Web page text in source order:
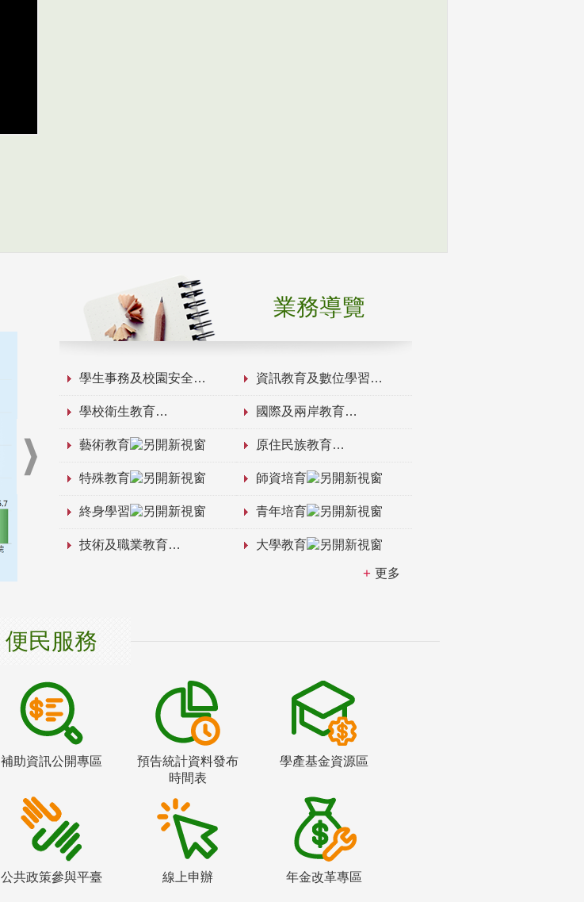
業務導覽
學生事務及校園安全 資訊教育及數位學習
學校衛生教育 國際及兩岸教育
藝術教育 原住民族教育
特殊教育 師資培育
終身學習 青年培育
技術及職業教育 大學教育
更多
便民服務
補助資訊公開專區
預告統計資料發布
時間表
學產基金資源區
公共政策參與平臺 線上申辦 年金改革專區